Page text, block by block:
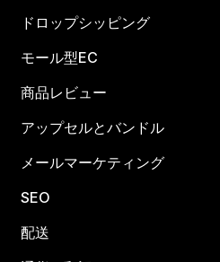
ドロップシッピング
モール型EC
商品レビュー
アップセルとバンドル
メールマーケティング
SEO
配送